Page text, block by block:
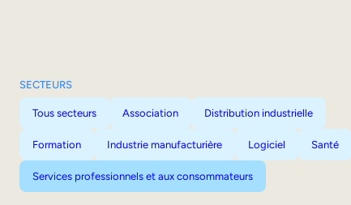
SECTEURS
Tous secteurs Association Distribution industrielle
Formation Industrie manufacturière Logiciel Santé
Services professionnels et aux consommateurs